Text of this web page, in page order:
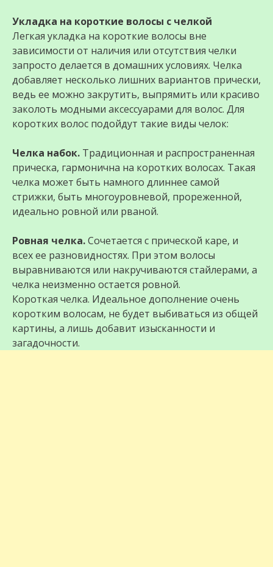
Укладка на короткие волосы с челкой
Легкая укладка на короткие волосы вне
зависимости от наличия или отсутствия челки
запросто делается в домашних условиях. Челка
добавляет несколько лишних вариантов прически,
ведь ее можно закрутить, выпрямить или красиво
заколоть модными аксессуарами для волос. Для
коротких волос подойдут такие виды челок:
Челка набок. Традиционная и распространенная
прическа, гармонична на коротких волосах. Такая
челка может быть намного длиннее самой
стрижки, быть многоуровневой, прореженной,
идеально ровной или рваной.
Ровная челка.Сочетается с прической каре, и
всех ее разновидностях. При этом волосы
выравниваются или накручиваются стайлерами, а
челка неизменно остается ровной.
Короткая челка. Идеальное дополнение очень
коротким волосам, не будет выбиваться из общей
картины, а лишь добавит изысканности и
загадочности.